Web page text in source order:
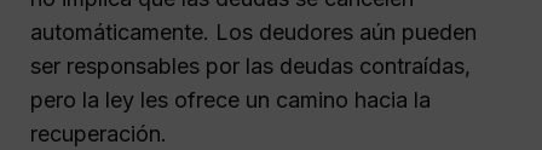
automáticamente. Los deudores aún pueden
ser responsables por las deudas contraídas,
pero la ley les ofrece un camino hacia la
recuperación.